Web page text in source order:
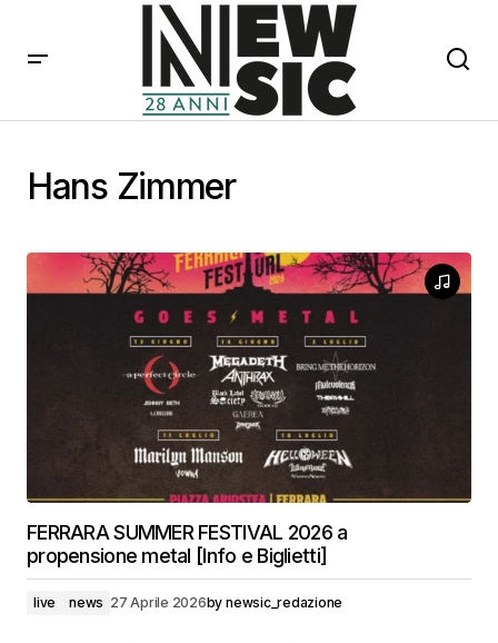
Hans Zimmer
FERRARA SUMMER FESTIVAL 2026 a
propensione metal [Info e Biglietti]
live news 27 Aprile 2026by newsic_redazione